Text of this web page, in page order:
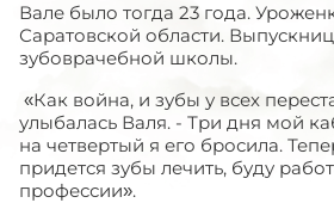
Вале было тогда 23 года.
Саратовской области.
зубоврачебной школы.
«Как война, и зубы у всех
улыбалась Валя. - Три дня мой
на четвертый я его бросила.
придется зубы лечить, буду
профессии».